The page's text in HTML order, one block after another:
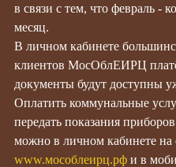
в связи с тем, что февраль -
месяц.
В личном кабинете
клиентов МосОблЕИРЦ
документы будут доступны
Оплатить коммунальные
передать показания приборов
можно в личном кабинете на
www.мособлеирц.рф и в